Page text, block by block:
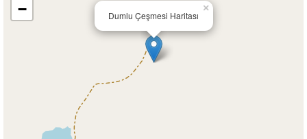
Dumlu Çeşmesi Haritası
×
−